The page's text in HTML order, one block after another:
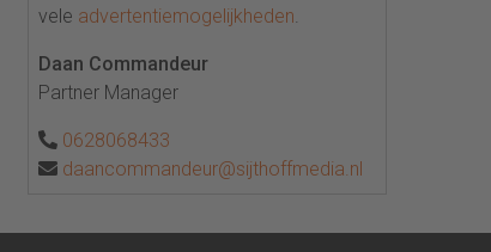
vele advertentiemogelijkheden.
Daan Commandeur
Partner Manager
0628068433
daancommandeur@sijthoffmedia.nl